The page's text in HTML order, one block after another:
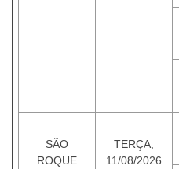
SÃO
ROQUE
TERÇA,
11/08/2026